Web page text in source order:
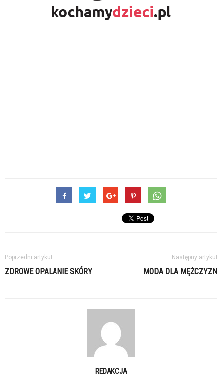
Poprzedni artykuł
ZDROWE OPALANIE SKÓRY
Następny artykuł
MODA DLA MĘŻCZYZN
REDAKCJA